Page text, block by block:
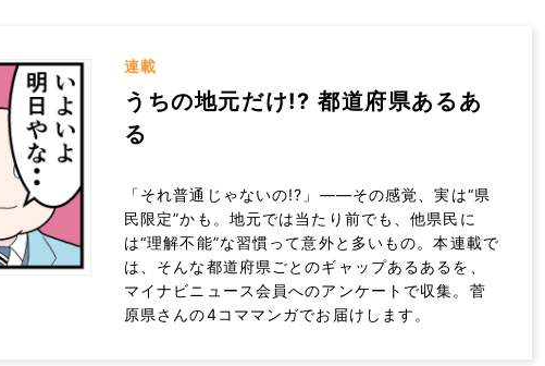
連載
うちの地元だけ!? 都道府県あるあ
る
「それ普通じゃないの!?」――その感覚、実は“県
民限定”かも。地元では当たり前でも、他県民に
は“理解不能”な習慣って意外と多いもの。本連載で
は、そんな都道府県ごとのギャップあるあるを、
マイナビニュース会員へのアンケートで収集。菅
原県さんの4コママンガでお届けします。